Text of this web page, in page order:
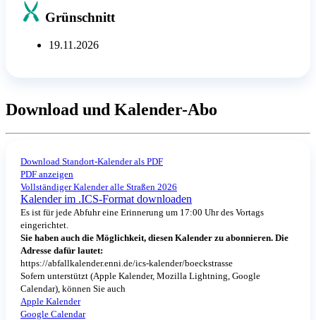
Grünschnitt
19.11.2026
Download und Kalender-Abo
Download Standort-Kalender als PDF
PDF anzeigen
Vollständiger Kalender alle Straßen 2026
Kalender im .ICS-Format downloaden
Es ist für jede Abfuhr eine Erinnerung um 17:00 Uhr des Vortags
eingerichtet.
Sie haben auch die Möglichkeit, diesen Kalender zu abonnieren. Die
Adresse dafür lautet:
https://abfallkalender.enni.de/ics-kalender/boeckstrasse
Sofern unterstützt (Apple Kalender, Mozilla Lightning, Google
Calendar), können Sie auch
Apple Kalender
Google Calendar